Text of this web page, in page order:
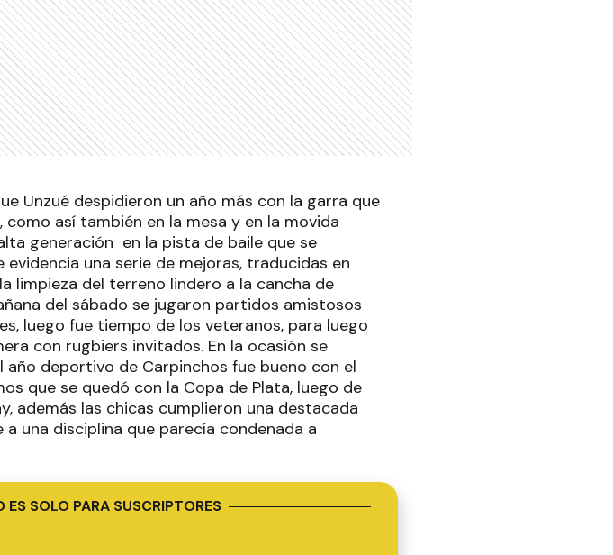
Unzué despidieron un año más con la garra que
así también en la mesa y en la movida
generación en la pista de baile que se
una serie de mejoras, traducidas en
limpieza del terreno lindero a la cancha de
del sábado se jugaron partidos amistosos
luego fue tiempo de los veteranos, para luego
con rugbiers invitados. En la ocasión se
deportivo de Carpinchos fue bueno con el
que se quedó con la Copa de Plata, luego de
además las chicas cumplieron una destacada
una disciplina que parecía condenada a
SOLO PARA SUSCRIPTORES